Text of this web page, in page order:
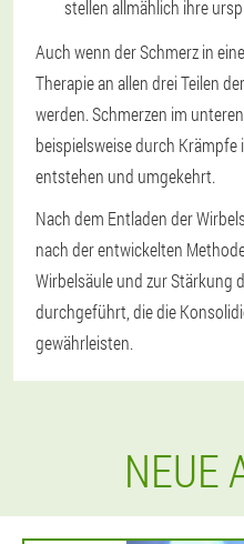
stellen allmählich ihre
Auch wenn der Schmerz in
Therapie an allen drei Teilen
werden. Schmerzen im
beispielsweise durch Krämpfe
entstehen und umgekehrt.
Nach dem Entladen der
nach der entwickelten
Wirbelsäule und zur Stärkung
durchgeführt, die die
gewährleisten.
NEUE